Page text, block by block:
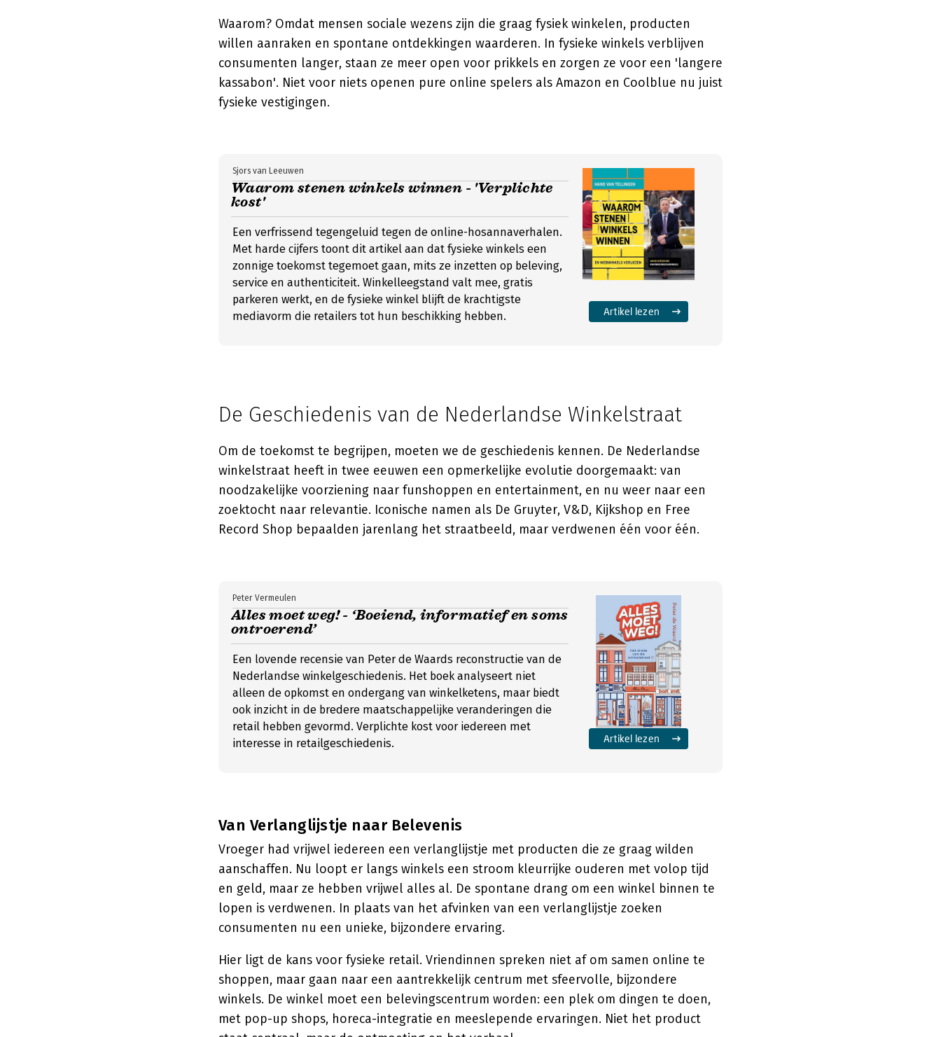
Waarom? Omdat mensen sociale wezens zijn die graag fysiek winkelen, producten
willen aanraken en spontane ontdekkingen waarderen. In fysieke winkels verblijven
consumenten langer, staan ze meer open voor prikkels en zorgen ze voor een 'langere
kassabon'. Niet voor niets openen pure online spelers als Amazon en Coolblue nu juist
fysieke vestigingen.
Waarom stenen winkels winnen - 'Verplichte
kost'
Sjors van Leeuwen
Een verfrissend tegengeluid tegen de online-hosannaverhalen.
Met harde cijfers toont dit artikel aan dat fysieke winkels een
zonnige toekomst tegemoet gaan, mits ze inzetten op beleving,
service en authenticiteit. Winkelleegstand valt mee, gratis
parkeren werkt, en de fysieke winkel blijft de krachtigste
mediavorm die retailers tot hun beschikking hebben.
Artikel lezen
De Geschiedenis van de Nederlandse Winkelstraat
Om de toekomst te begrijpen, moeten we de geschiedenis kennen. De Nederlandse
winkelstraat heeft in twee eeuwen een opmerkelijke evolutie doorgemaakt: van
noodzakelijke voorziening naar funshoppen en entertainment, en nu weer naar een
zoektocht naar relevantie. Iconische namen als De Gruyter, V&D, Kijkshop en Free
Record Shop bepaalden jarenlang het straatbeeld, maar verdwenen één voor één.
Alles moet weg! - ‘Boeiend, informatief en soms
ontroerend’
Peter Vermeulen
Een lovende recensie van Peter de Waards reconstructie van de
Nederlandse winkelgeschiedenis. Het boek analyseert niet
alleen de opkomst en ondergang van winkelketens, maar biedt
ook inzicht in de bredere maatschappelijke veranderingen die
retail hebben gevormd. Verplichte kost voor iedereen met
interesse in retailgeschiedenis.
Artikel lezen
Van Verlanglijstje naar Belevenis
Vroeger had vrijwel iedereen een verlanglijstje met producten die ze graag wilden
aanschaffen. Nu loopt er langs winkels een stroom kleurrijke ouderen met volop tijd
en geld, maar ze hebben vrijwel alles al. De spontane drang om een winkel binnen te
lopen is verdwenen. In plaats van het afvinken van een verlanglijstje zoeken
consumenten nu een unieke, bijzondere ervaring.
Hier ligt de kans voor fysieke retail. Vriendinnen spreken niet af om samen online te
shoppen, maar gaan naar een aantrekkelijk centrum met sfeervolle, bijzondere
winkels. De winkel moet een belevingscentrum worden: een plek om dingen te doen,
met pop-up shops, horeca-integratie en meeslepende ervaringen. Niet het product